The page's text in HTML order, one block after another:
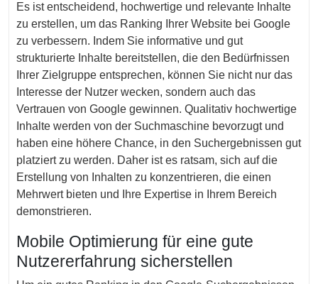
Es ist entscheidend, hochwertige und relevante Inhalte
zu erstellen, um das Ranking Ihrer Website bei Google
zu verbessern. Indem Sie informative und gut
strukturierte Inhalte bereitstellen, die den Bedürfnissen
Ihrer Zielgruppe entsprechen, können Sie nicht nur das
Interesse der Nutzer wecken, sondern auch das
Vertrauen von Google gewinnen. Qualitativ hochwertige
Inhalte werden von der Suchmaschine bevorzugt und
haben eine höhere Chance, in den Suchergebnissen gut
platziert zu werden. Daher ist es ratsam, sich auf die
Erstellung von Inhalten zu konzentrieren, die einen
Mehrwert bieten und Ihre Expertise in Ihrem Bereich
demonstrieren.
Mobile Optimierung für eine gute
Nutzererfahrung sicherstellen